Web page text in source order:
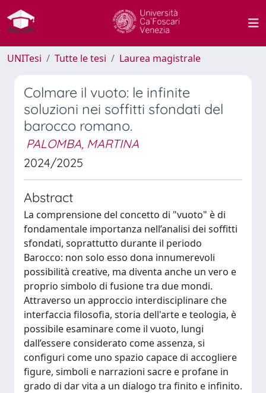
UNITesi Tutte le tesi Laurea magistrale
Colmare il vuoto: le infinite
soluzioni nei soffitti sfondati del
barocco romano.
PALOMBA, MARTINA
2024/2025
Abstract
La comprensione del concetto di "vuoto" è di
fondamentale importanza nell’analisi dei soffitti
sfondati, soprattutto durante il periodo
Barocco: non solo esso dona innumerevoli
possibilità creative, ma diventa anche un vero e
proprio simbolo di fusione tra due mondi.
Attraverso un approccio interdisciplinare che
interfaccia filosofia, storia dell'arte e teologia, è
possibile esaminare come il vuoto, lungi
dall’essere considerato come assenza, si
configuri come uno spazio capace di accogliere
figure, simboli e narrazioni sacre e profane in
grado di dar vita a un dialogo tra finito e infinito.